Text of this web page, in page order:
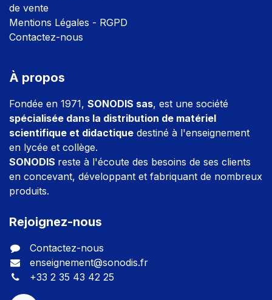
de vente
Mentions Légales - RGPD
Contactez-nous
À propos
Fondée en 1971, SONODIS sas, est une société
spécialisée dans la distribution de matériel
scientifique et didactique destiné à l'enseignement
en lycée et collège.
SONODIS reste à l'écoute des besoins de ses clients
en concevant, développant et fabriquant de nombreux
produits.
Rejoignez-nous
Contactez-nous
enseignement@sonodis.fr
+33 2 35 43 42 25